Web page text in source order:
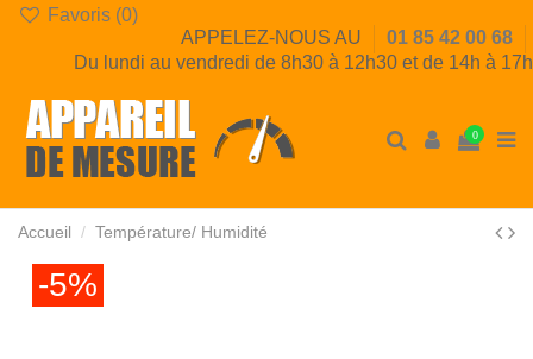
Favoris (0)
APPELEZ-NOUS AU
01 85 42 00 68
Du lundi au vendredi de 8h30 à 12h30 et de 14h à 17h
0
Accueil Température/ Humidité
-5%